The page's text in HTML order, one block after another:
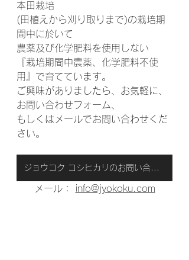
本田栽培
(田植えから刈り取りまで)の栽培期
間中に於いて
農薬及び化学肥料を使用しない
『栽培期間中農薬、化学肥料不使
用』で育てています。
ご興味がありましたら、お気軽に、
お問い合わせフォーム、
もしくはメールでお問い合わせくだ
さい。
ジョウコク コシヒカリのお問い合わせはこちらから
メール： info@jyokoku.com